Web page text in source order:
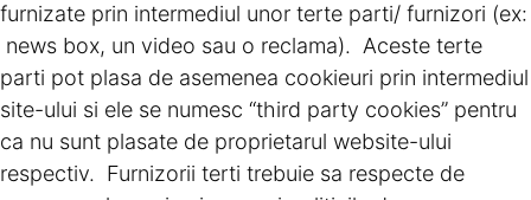
furnizate prin intermediul unor terte parti/ furnizori (ex:
news box, un video sau o reclama). Aceste terte
parti pot plasa de asemenea cookieuri prin intermediul
site-ului si ele se numesc “third party cookies” pentru
ca nu sunt plasate de proprietarul website-ului
respectiv. Furnizorii terti trebuie sa respecte de